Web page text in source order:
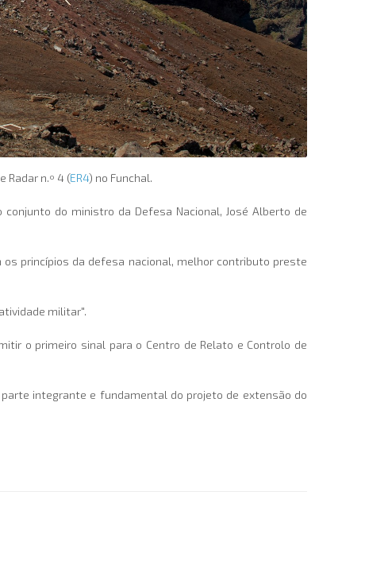
Radar n.º 4 (ER4) no Funchal.
do ministro da Defesa Nacional, José Alberto de
princípios da defesa nacional, melhor contributo preste
militar".
o primeiro sinal para o Centro de Relato e Controlo de
integrante e fundamental do projeto de extensão do